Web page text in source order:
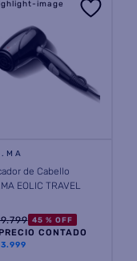
de Cabello
EOLIC TRAVEL
.799 45 % OFF
PRECIO CONTADO